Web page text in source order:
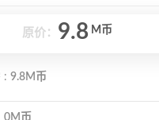
原价： 9.8 M币
: 9.8M币
0M币